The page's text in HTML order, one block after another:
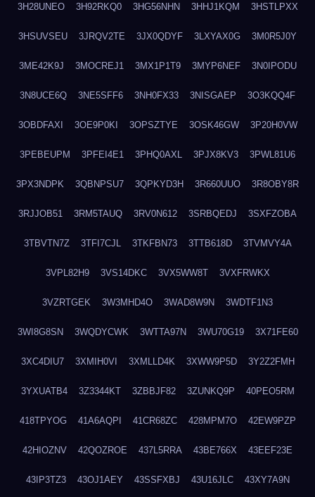
3H28UNEO 3H92RKQ0 3HG56NHN 3HHJ1KQM 3HSTLPXX
3HSUVSEU 3JRQV2TE 3JX0QDYF 3LXYAX0G 3M0R5J0Y
3ME42K9J 3MOCREJ1 3MX1P1T9 3MYP6NEF 3N0IPODU
3N8UCE6Q 3NE5SFF6 3NH0FX33 3NISGAEP 3O3KQQ4F
3OBDFAXI 3OE9P0KI 3OPSZTYE 3OSK46GW 3P20H0VW
3PEBEUPM 3PFEI4E1 3PHQ0AXL 3PJX8KV3 3PWL81U6
3PX3NDPK 3QBNPSU7 3QPKYD3H 3R660UUO 3R8OBY8R
3RJJOB51 3RM5TAUQ 3RV0N612 3SRBQEDJ 3SXFZOBA
3TBVTN7Z 3TFI7CJL 3TKFBN73 3TTB618D 3TVMVY4A
3VPL82H9 3VS14DKC 3VX5WW8T 3VXFRWKX
3VZRTGEK 3W3MHD4O 3WAD8W9N 3WDTF1N3
3WI8G8SN 3WQDYCWK 3WTTA97N 3WU70G19 3X71FE60
3XC4DIU7 3XMIH0VI 3XMLLD4K 3XWW9P5D 3Y2Z2FMH
3YXUATB4 3Z3344KT 3ZBBJF82 3ZUNKQ9P 40PEO5RM
418TPYOG 41A6AQPI 41CR68ZC 428MPM7O 42EW9PZP
42HIOZNV 42QOZROE 437L5RRA 43BE766X 43EEF23E
43IP3TZ3 43OJ1AEY 43SSFXBJ 43U16JLC 43XY7A9N